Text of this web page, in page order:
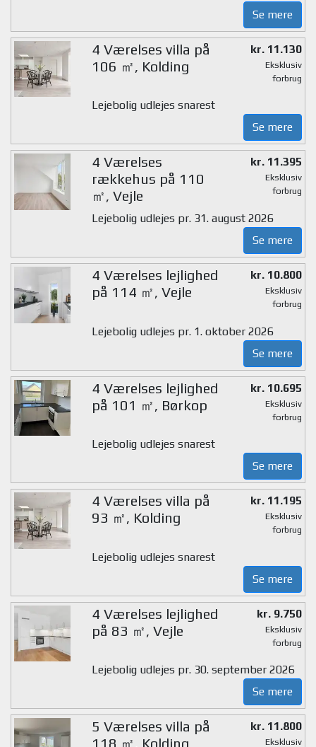
Se mere
4 Værelses villa på
106 ㎡, Kolding
kr. 11.130
Eksklusiv
forbrug
Lejebolig udlejes snarest
Se mere
4 Værelses
rækkehus på 110
㎡, Vejle
kr. 11.395
Eksklusiv
forbrug
Lejebolig udlejes pr. 31. august 2026
Se mere
4 Værelses lejlighed
på 114 ㎡, Vejle
kr. 10.800
Eksklusiv
forbrug
Lejebolig udlejes pr. 1. oktober 2026
Se mere
4 Værelses lejlighed
på 101 ㎡, Børkop
kr. 10.695
Eksklusiv
forbrug
Lejebolig udlejes snarest
Se mere
4 Værelses villa på
93 ㎡, Kolding
kr. 11.195
Eksklusiv
forbrug
Lejebolig udlejes snarest
Se mere
4 Værelses lejlighed
på 83 ㎡, Vejle
kr. 9.750
Eksklusiv
forbrug
Lejebolig udlejes pr. 30. september 2026
Se mere
5 Værelses villa på
118 ㎡, Kolding
kr. 11.800
Eksklusiv